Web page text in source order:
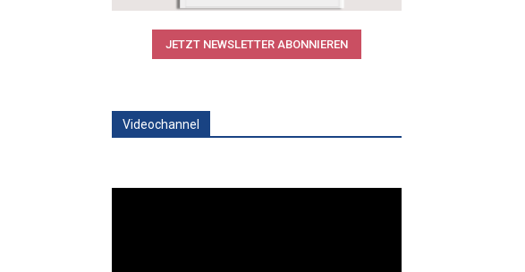
JETZT NEWSLETTER ABONNIEREN
Videochannel